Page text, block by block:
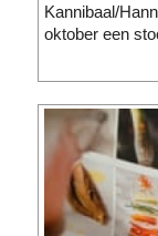
Kannibaal/
oktober een